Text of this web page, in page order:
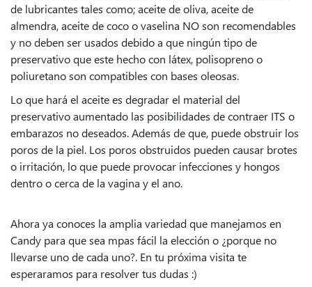
de lubricantes tales como; aceite de oliva, aceite de
almendra, aceite de coco o vaselina NO son recomendables
y no deben ser usados debido a que ningún tipo de
preservativo que este hecho con látex, polisopreno o
poliuretano son compatibles con bases oleosas.
Lo que hará el aceite es degradar el material del
preservativo aumentado las posibilidades de contraer ITS o
embarazos no deseados. Además de que, puede obstruir los
poros de la piel. Los poros obstruidos pueden causar brotes
o irritación, lo que puede provocar infecciones y hongos
dentro o cerca de la vagina y el ano.
Ahora ya conoces la amplia variedad que manejamos en
Candy para que sea mpas fácil la elección o ¿porque no
llevarse uno de cada uno?. En tu próxima visita te
esperaramos para resolver tus dudas :)